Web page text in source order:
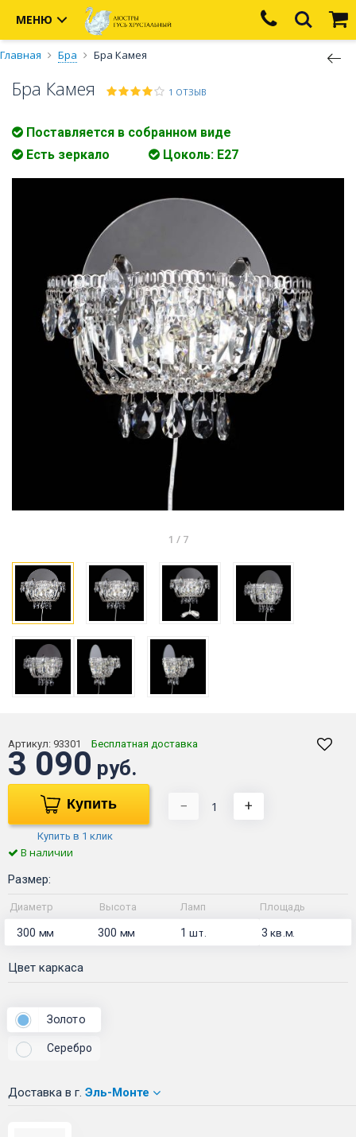
МЕНЮ
Главная Бра Бра Камея
Бра Камея 1 ОТЗЫВ
Поставляется в собранном виде
Есть зеркало
Цоколь: E27
1 / 7
Артикул: 93301 Бесплатная доставка
3 090 руб.
Купить
Купить в 1 клик
− +
В наличии
Размер:
Диаметр Высота Ламп Площадь
300 мм 300 мм 1шт. 3кв.м.
Цвет каркаса
Золото
Серебро
Доставка в г. Эль-Монте